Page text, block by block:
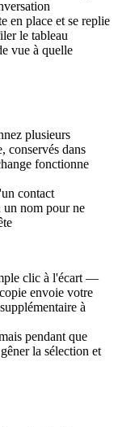
en place et se replie
le tableau
vue à quelle
plusieurs
conservés dans
fonctionne
contact
nom pour ne
clic à l'écart —
envoie votre
à
pendant que
la sélection et